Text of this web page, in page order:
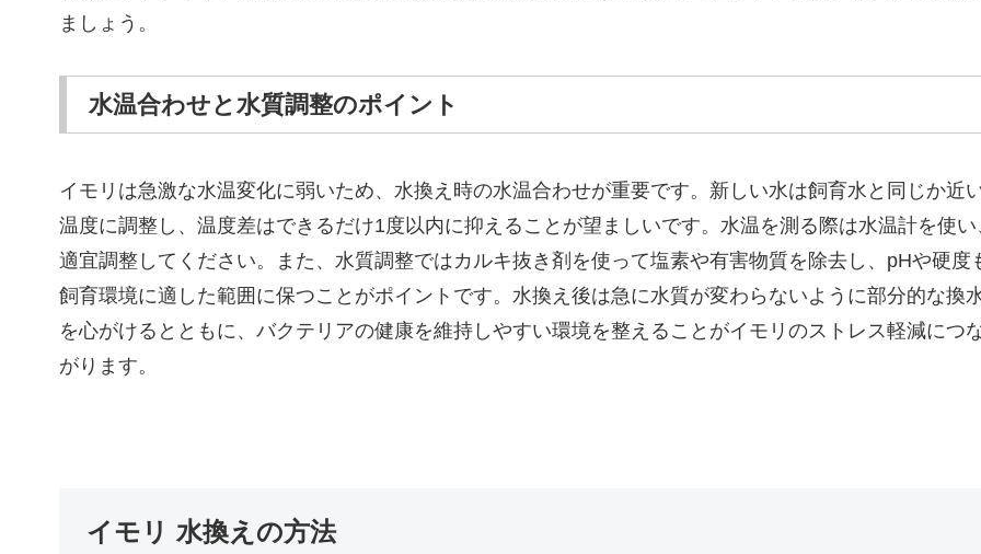
ましょう。
水温合わせと水質調整のポイント
イモリは急激な水温変化に弱いため、水換え時の水温合わせが重要です。新しい水は飼育水と同じか近
温度に調整し、温度差はできるだけ1度以内に抑えることが望ましいです。水温を測る際は水温計を使い
適宜調整してください。また、水質調整ではカルキ抜き剤を使って塩素や有害物質を除去し、pHや硬度
飼育環境に適した範囲に保つことがポイントです。水換え後は急に水質が変わらないように部分的な換
を心がけるとともに、バクテリアの健康を維持しやすい環境を整えることがイモリのストレス軽減につ
がります。
イモリ 水換えの方法